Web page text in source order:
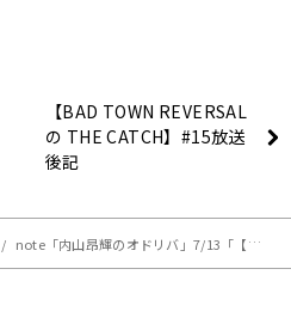
【BAD TOWN REVERSAL
の THE CATCH】#15放送
後記
note「内山昂輝のオドリバ」7/13「【エッセイ】機内映画」を更新しました